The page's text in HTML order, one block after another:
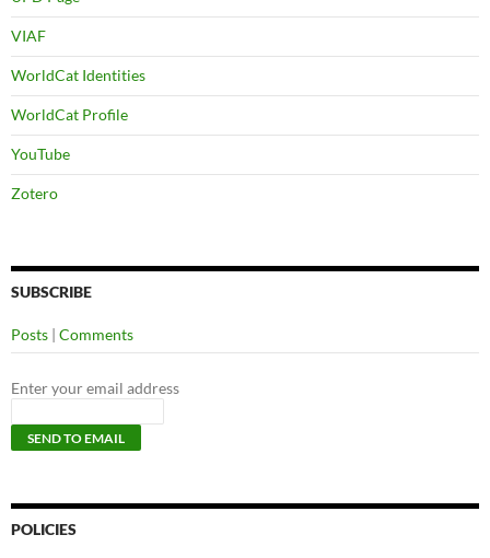
VIAF
WorldCat Identities
WorldCat Profile
YouTube
Zotero
SUBSCRIBE
Posts | Comments
Enter your email address
POLICIES